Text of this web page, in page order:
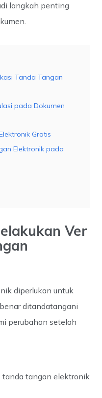
langkah penting
.
Tanda Tangan
pada Dokumen
Gratis
Elektronik pada
Ver
diperlukan untuk
ditandatangani
perubahan setelah
tanda tangan elektronik